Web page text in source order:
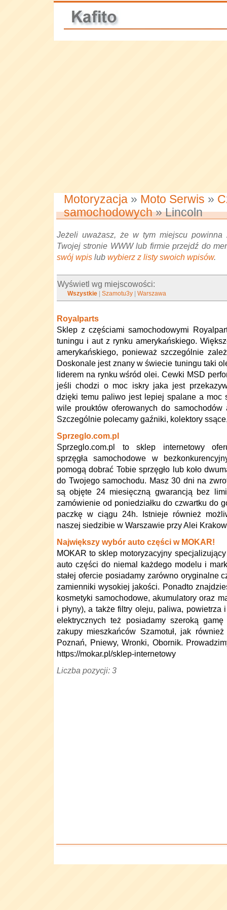
Motoryzacja » Moto Serwis »
samochodowych» Lincoln
Jeżeli uważasz, że w tym miejscu powinna
Twojej stronie WWW lub firmie przejdź do
swój wpis lub wybierz z listy swoich wpisów.
Wyświetl wg miejscowości:
Wszystkie |Szamotu3y |Warszawa
Royalparts
Sklep z częściami samochodowymi
tuningu i aut z rynku amerykańskiego.
amerykańskiego, ponieważ szczególnie
Doskonale jest znany w świecie tuningu taki
liderem na rynku wśród olei. Cewki MSD
jeśli chodzi o moc iskry jaka jest
dzięki temu paliwo jest lepiej spalane a moc
wile prouktów oferowanych do samochodów
Szczególnie polecamy gaźniki, kolektory
Sprzeglo.com.pl
Sprzeglo.com.pl to sklep internetowy
sprzęgła samochodowe w
pomogą dobrać Tobie sprzęgło lub koło
do Twojego samochodu. Masz 30 dni na
są objęte 24 miesięczną gwarancją bez
zamówienie od poniedziałku do czwartku do
paczkę w ciągu 24h. Istnieje również
naszej siedzibie w Warszawie przy Alei
Największy wybór auto części w MOKAR!
MOKAR to sklep motoryzacyjny
auto części do niemal każdego modelu i
stałej ofercie posiadamy zarówno oryginalne
zamienniki wysokiej jakości. Ponadto
kosmetyki samochodowe, akumulatory oraz
i płyny), a także filtry oleju, paliwa, powietrza
elektrycznych też posiadamy szeroką
zakupy mieszkańców Szamotuł, jak
Poznań, Pniewy, Wronki, Obornik.
https://mokar.pl/sklep-internetowy
Liczba pozycji: 3